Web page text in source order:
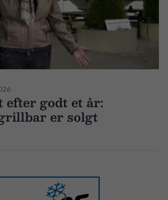
efter godt et år:
er solgt